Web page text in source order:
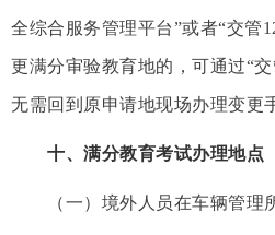
全综合服务管理平台”或者“交管
更满分审验教育地的，可通过“交
无需回到原申请地现场办理变更
十、满分教育考试办理地点
（一）境外人员在车辆管理所